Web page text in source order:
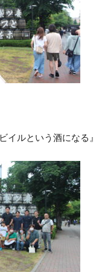
イルという酒になる』